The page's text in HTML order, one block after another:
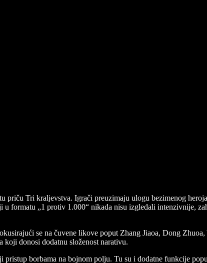
Tri kraljevstva. Igrači preuzimaju ulogu bezimenog
formatu „1 protiv 1.000“ nikada nisu izgledali intenzivnije,
se na čuvene likove poput Zhang Jiaoa, Dong
donosi dodatnu složenost narativu.
borbama na bojnom polju. Tu su i dodatne funkcije